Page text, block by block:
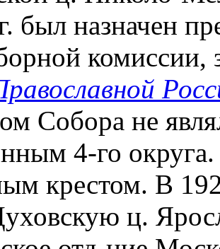
был назначен
комиссии,
Собора не
4-го
крестом. В
ц.